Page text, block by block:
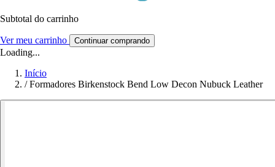
Subtotal do carrinho
Ver meu carrinho Continuar comprando
Loading...
Início
/ Formadores Birkenstock Bend Low Decon Nubuck Leather